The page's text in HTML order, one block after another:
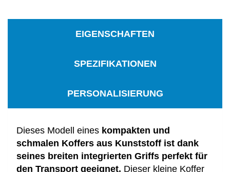
EIGENSCHAFTEN
SPEZIFIKATIONEN
PERSONALISIERUNG
Dieses Modell eines kompakten und
schmalen Koffers aus Kunststoff ist dank
seines breiten integrierten Griffs perfekt für
den Transport geeignet. Dieser kleine Koffer